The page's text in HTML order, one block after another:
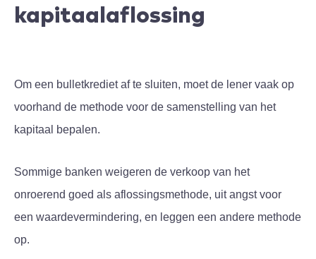
kapitaalaflossing
Om een bulletkrediet af te sluiten, moet de lener vaak op
voorhand de methode voor de samenstelling van het
kapitaal bepalen.
Sommige banken weigeren de verkoop van het
onroerend goed als aflossingsmethode, uit angst voor
een waardevermindering, en leggen een andere methode
op.